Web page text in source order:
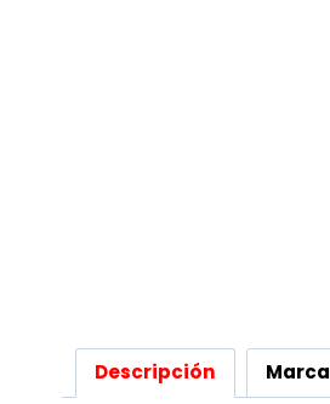
Descripción Marca